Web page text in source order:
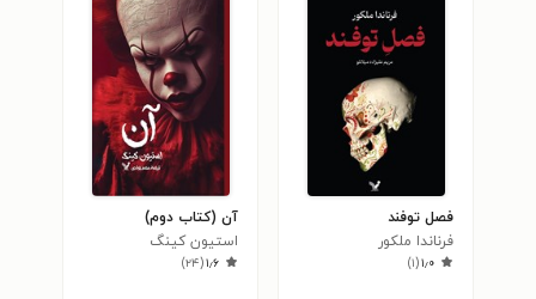
فصل توفند
فرناندا ملکور
۱٫۰(۱)
آن (کتاب دوم)
استیون کینگ
۱٫۶(۲۴)